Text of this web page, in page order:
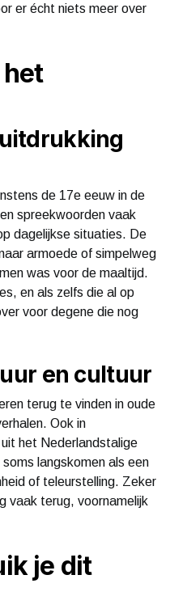
er écht niets meer over
de 17e eeuw in de
spreekwoorden vaak
dagelijkse situaties. De
armoede of simpelweg
was voor de maaltijd.
en als zelfs die al op
voor degene die nog
en cultuur
terug te vinden in oude
Ook in
het Nederlandstalige
langskomen als een
of teleurstelling. Zeker
vaak terug, voornamelijk
je dit